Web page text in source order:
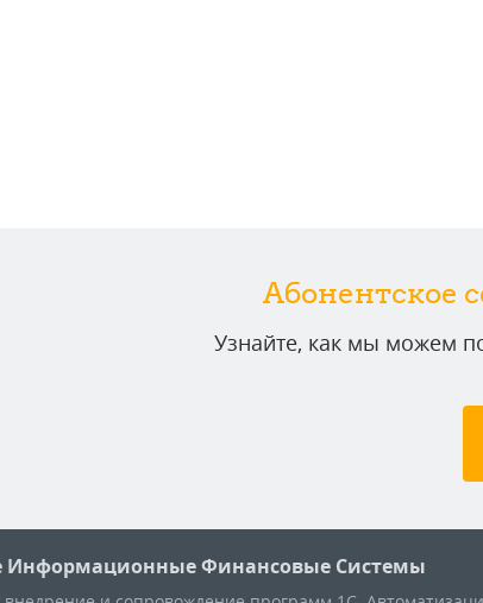
Абонентское
Узнайте, как мы можем
Информационные Финансовые Системы